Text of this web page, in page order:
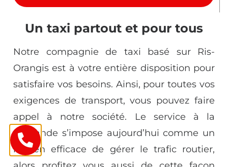
Un taxi partout et pour tous
Notre compagnie de taxi basé sur Ris-
Orangis est à votre entière disposition pour
satisfaire vos besoins. Ainsi, pour toutes vos
exigences de transport, vous pouvez faire
appel à notre société. Le service à la
demande s’impose aujourd’hui comme un
moyen efficace de gérer le trafic routier,